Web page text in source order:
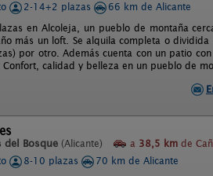
2-14+2 plazas
66 km de Alicante
en Alcoleja, un pueblo de montaña
más un loft. Se alquila completa o
por otro. Además cuenta con un patio
calidad y belleza en un pueblo de
del Bosque (Alicante) a 38,5 km de
8-10 plazas
70 km de Alicante